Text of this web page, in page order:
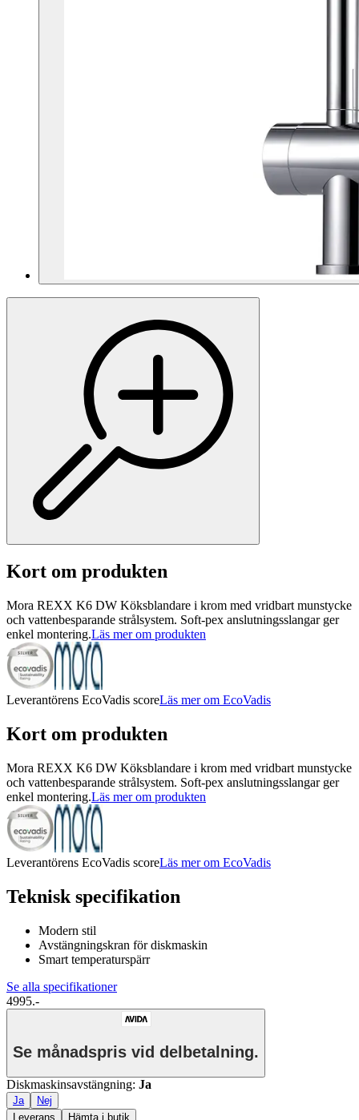
Kort om produkten
Mora REXX K6 DW Köksblandare i krom med vridbart munstycke
och vattenbesparande strålsystem. Soft-pex anslutningsslangar ger
enkel montering.Läs mer om produkten
Leverantörens EcoVadis scoreLäs mer om EcoVadis
Kort om produkten
Mora REXX K6 DW Köksblandare i krom med vridbart munstycke
och vattenbesparande strålsystem. Soft-pex anslutningsslangar ger
enkel montering.Läs mer om produkten
Leverantörens EcoVadis scoreLäs mer om EcoVadis
Teknisk specifikation
Modern stil
Avstängningskran för diskmaskin
Smart temperaturspärr
Se alla specifikationer
4995.-
Se månadspris vid delbetalning.
Diskmaskinsavstängning: Ja
Ja
Nej
Leverans
Hämta i butik